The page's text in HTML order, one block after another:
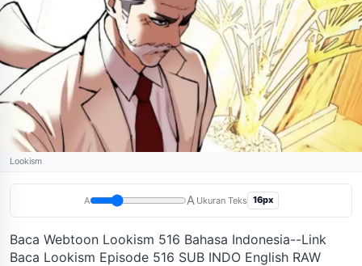
Lookism
A A Ukuran Teks 16px
Baca Webtoon Lookism 516 Bahasa Indonesia--Link
Baca Lookism Episode 516 SUB INDO English RAW